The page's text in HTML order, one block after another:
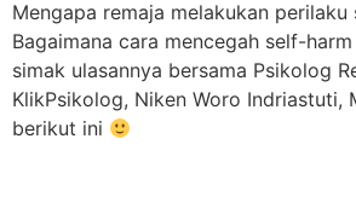
Mengapa remaja melakukan perilaku
Bagaimana cara mencegah self-
simak ulasannya bersama Psikolog
KlikPsikolog, Niken Woro Indriastuti,
berikut ini